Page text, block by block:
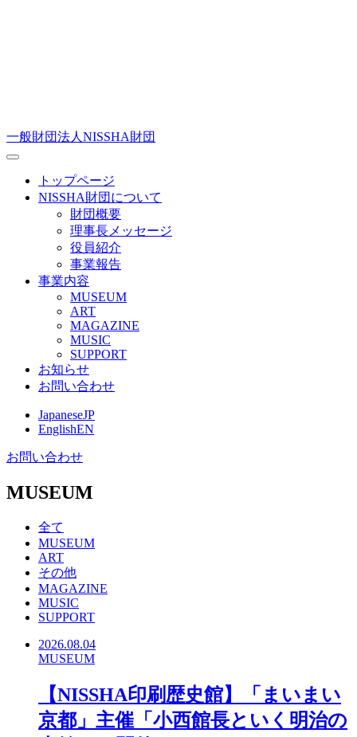
一般財団法人NISSHA財団
トップページ
NISSHA財団について
財団概要
理事長メッセージ
役員紹介
事業報告
事業内容
MUSEUM
ART
MAGAZINE
MUSIC
SUPPORT
お知らせ
お問い合わせ
JapaneseJP
EnglishEN
お問い合わせ
MUSEUM
全て
MUSEUM
ART
その他
MAGAZINE
MUSIC
SUPPORT
2026.08.04
MUSEUM
【NISSHA印刷歴史館】「まいまい
京都」主催「小西館長といく明治の